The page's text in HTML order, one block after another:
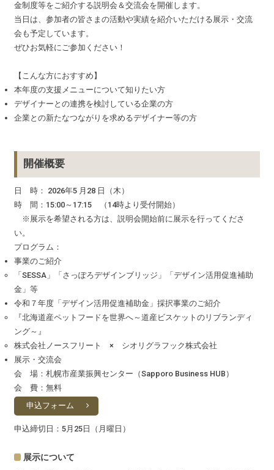
金制度等をご紹介する説明会＆交流会を開催します。
当日は、参加者の皆さまの活動や実績を紹介いただける展示・交流
会も予定しています。
ぜひお気軽にご参加ください！
【こんな方におすすめ】
本年度の支援メニューについて知りたい方
デザイナーとの連携を検討している企業の方
企業との新たなつながりを求めるデザイナー等の方
開催概要
日 時： 2026年5 月28 日（木）
時 間：15:00～17:15 （14時より受付開始）
※展示を希望される方は、説明会開始前に展示を行ってくださ
い。
プログラム：
事業のご紹介
「SESSA」「さっぽろデザインブリッジ」「デザイン活用促進補助
金」等
令和７年度「デザイン活用促進補助金」採択事業のご紹介
『北海道産ペットフードを世界へ～道産ビスケットのリブランディ
ング～』
株式会社ノースフリート × シオリグラフック株式会社
展示・交流会
会 場：札幌市産業振興センター（Sapporo Business HUB）
会 費：無料
申込フォーム
申込締切日：5月25日（月曜日）
展示について